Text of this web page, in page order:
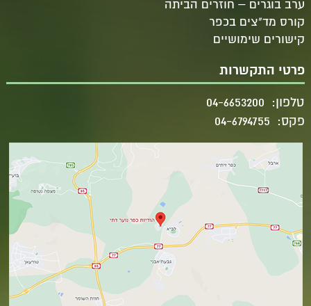
ערב בוגרים – חוזרים הביתה
קורס מד"צים בכפר
קישורים שימושיים
פרטי התקשרות
טלפון: 04-6653200
פקס: 04-6794755